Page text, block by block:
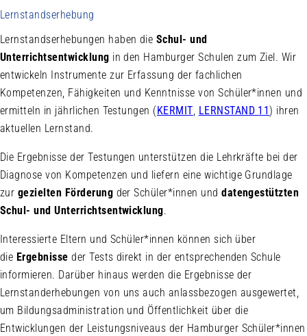
Lernstandserhebung
Lernstandserhebungen haben die Schul- und
Unterrichtsentwicklung in den Hamburger Schulen zum Ziel. Wir
entwickeln Instrumente zur Erfassung der fachlichen
Kompetenzen, Fähigkeiten und Kenntnisse von Schüler*innen und
ermitteln in jährlichen Testungen ( KERMIT, LERNSTAND 11 ) ihren
aktuellen Lernstand.
Die Ergebnisse der Testungen unterstützen die Lehrkräfte bei der
Diagnose von Kompetenzen und liefern eine wichtige Grundlage
zur gezielten Förderung der Schüler*innen unddatengestützten
Schul- und Unterrichtsentwicklung.
Interessierte Eltern und Schüler*innen können sich über
die Ergebnisse der Tests direkt in der entsprechenden Schule
informieren. Darüber hinaus werden die Ergebnisse der
Lernstanderhebungen von uns auch anlassbezogen ausgewertet,
um Bildungsadministration und Öffentlichkeit über die
Entwicklungen der Leistungsniveaus der Hamburger Schüler*innen